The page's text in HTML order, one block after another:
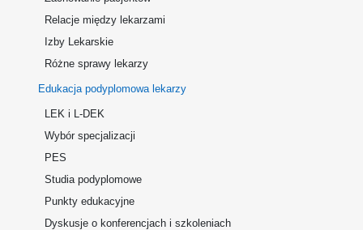
Relacje między lekarzami
Izby Lekarskie
Różne sprawy lekarzy
Edukacja podyplomowa lekarzy
LEK i L-DEK
Wybór specjalizacji
PES
Studia podyplomowe
Punkty edukacyjne
Dyskusje o konferencjach i szkoleniach